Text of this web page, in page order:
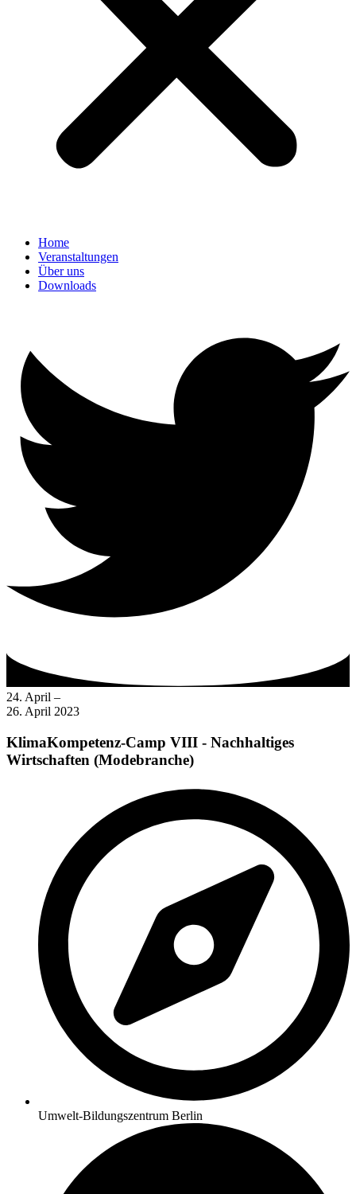
Home
Veranstaltungen
Über uns
Downloads
24. April –
26. April 2023
KlimaKompetenz-Camp VIII - Nachhaltiges
Wirtschaften (Modebranche)
Umwelt-Bildungszentrum Berlin